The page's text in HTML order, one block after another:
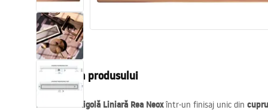
Bucatarie
Accesorii și mobilier pentru baie
Descrierea produsului
PrezentămRigolă Liniară Rea Neoxîntr-un finisaj unic din